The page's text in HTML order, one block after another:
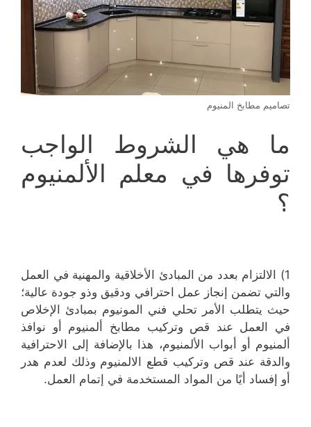
تصاميم مطابخ المنيوم
ما هي الشروط الواجب
توفرها في معلم الألمنيوم
؟
1) الالتزام بعدد من المبادئ الأخلاقية والمهنية في العمل
والتي تضمن إنجاز عمل احترافي ودقيق وذو جودة عالية؛
حيث يتطلب الأمر تحلي فني المونيوم بمبادئ الإخلاص
في العمل عند قص وتركيب مطابخ ألمنيوم أو نوافذ
ألمنيوم أو أبواب الألمنيوم، هذا بالإضافة إلى الاحترافية
والدقة عند قص وتركيب قطع الالمنيوم وذلك لعدم هدر
أو إفساد أيًا من المواد المستخدمة في إتمام العمل.